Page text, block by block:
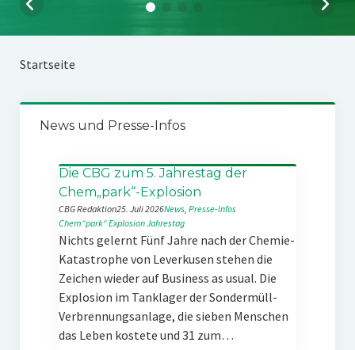
Startseite
News und Presse-Infos
Die CBG zum 5. Jahrestag der
Chem„park“-Explosion
CBG Redaktion25. Juli 2026News, Presse-Infos
Chem“park“ExplosionJahrestag
Nichts gelernt Fünf Jahre nach der Chemie-
Katastrophe von Leverkusen stehen die
Zeichen wieder auf Business as usual. Die
Explosion im Tanklager der Sondermüll-
Verbrennungsanlage, die sieben Menschen
das Leben kostete und 31 zum…